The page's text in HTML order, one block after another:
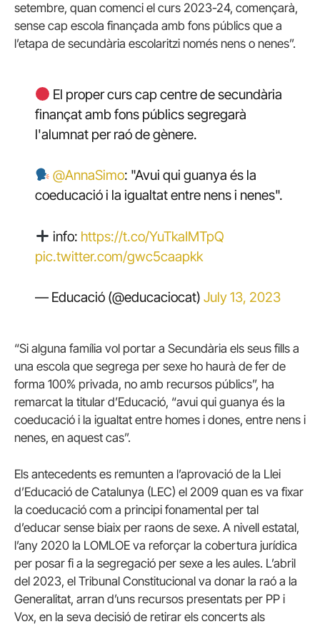
setembre, quan comenci el curs 2023-24, començarà,
sense cap escola finançada amb fons públics que a
l’etapa de secundària escolaritzi només nens o nenes”.
El proper curs cap centre de secundària
finançat amb fons públics segregarà
l'alumnat per raó de gènere.
@AnnaSimo: "Avui qui guanya és la
coeducació i la igualtat entre nens i nenes".
info: https://t.co/YuTkaIMTpQ
pic.twitter.com/gwc5caapkk
— Educació (@educaciocat) July 13, 2023
“Si alguna família vol portar a Secundària els seus fills a
una escola que segrega per sexe ho haurà de fer de
forma 100% privada, no amb recursos públics”, ha
remarcat la titular d’Educació, “avui qui guanya és la
coeducació i la igualtat entre homes i dones, entre nens i
nenes, en aquest cas”.
Els antecedents es remunten a l’aprovació de la Llei
d’Educació de Catalunya (LEC) el 2009 quan es va fixar
la coeducació com a principi fonamental per tal
d’educar sense biaix per raons de sexe. A nivell estatal,
l’any 2020 la LOMLOE va reforçar la cobertura jurídica
per posar fi a la segregació per sexe a les aules. L’abril
del 2023, el Tribunal Constitucional va donar la raó a la
Generalitat, arran d’uns recursos presentats per PP i
Vox, en la seva decisió de retirar els concerts als